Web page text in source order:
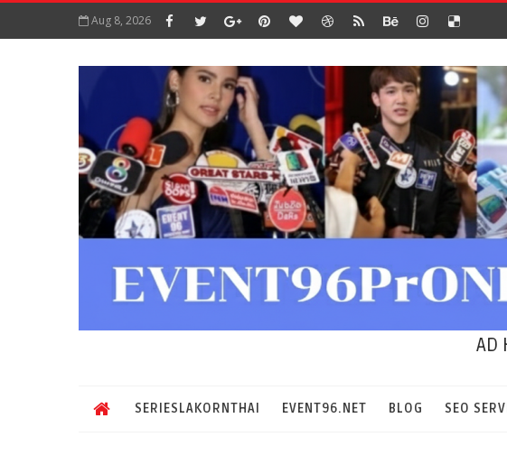
Aug 8, 2026
AD
SERIESLAKORNTHAI EVENT96.NET BLOG SEO